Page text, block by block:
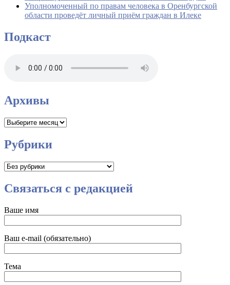
Уполномоченный по правам человека в Оренбургской
области проведёт личный приём граждан в Илеке
Подкаст
Архивы
Архивы
Рубрики
Рубрики
Связаться с редакцией
Ваше имя
Ваш e-mail (обязательно)
Тема